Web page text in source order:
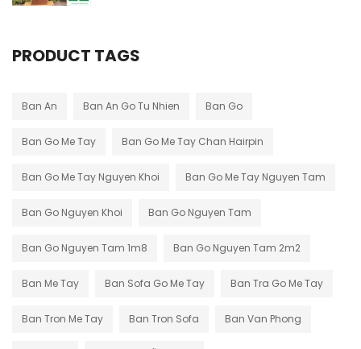
PRODUCT TAGS
Ban An Ban An Go Tu Nhien Ban Go
Ban Go Me Tay Ban Go Me Tay Chan Hairpin
Ban Go Me Tay Nguyen Khoi Ban Go Me Tay Nguyen Tam
Ban Go Nguyen Khoi Ban Go Nguyen Tam
Ban Go Nguyen Tam 1m8 Ban Go Nguyen Tam 2m2
Ban Me Tay Ban Sofa Go Me Tay Ban Tra Go Me Tay
Ban Tron Me Tay Ban Tron Sofa Ban Van Phong